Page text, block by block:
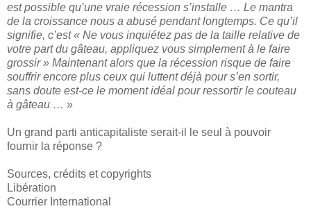
est possible qu’une vraie récession s’installe … Le mantra
de la croissance nous a abusé pendant longtemps. Ce qu’il
signifie, c’est « Ne vous inquiétez pas de la taille relative de
votre part du gâteau, appliquez vous simplement à le faire
grossir » Maintenant alors que la récession risque de faire
souffrir encore plus ceux qui luttent déjà pour s’en sortir,
sans doute est-ce le moment idéal pour ressortir le couteau
à gâteau … »
Un grand parti anticapitaliste serait-il le seul à pouvoir
fournir la réponse ?
Sources, crédits et copyrights
Libération
Courrier International